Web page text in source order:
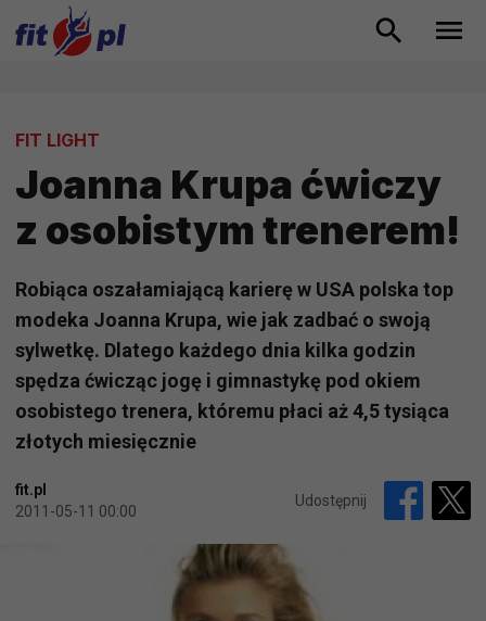
FIT LIGHT
Joanna Krupa ćwiczy
z osobistym trenerem!
Robiąca oszałamiającą karierę w USA polska top
modeka Joanna Krupa, wie jak zadbać o swoją
sylwetkę. Dlatego każdego dnia kilka godzin
spędza ćwicząc jogę i gimnastykę pod okiem
osobistego trenera, któremu płaci aż 4,5 tysiąca
złotych miesięcznie
fit.pl
2011-05-11 00:00
Udostępnij